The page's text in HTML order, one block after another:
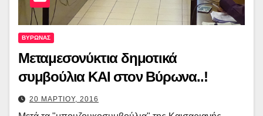
ΒΥΡΩΝΑΣ
Μεταμεσονύκτια δημοτικά
συμβούλια ΚΑΙ στον Βύρωνα..!
20 ΜΑΡΤΙΟΥ, 2016